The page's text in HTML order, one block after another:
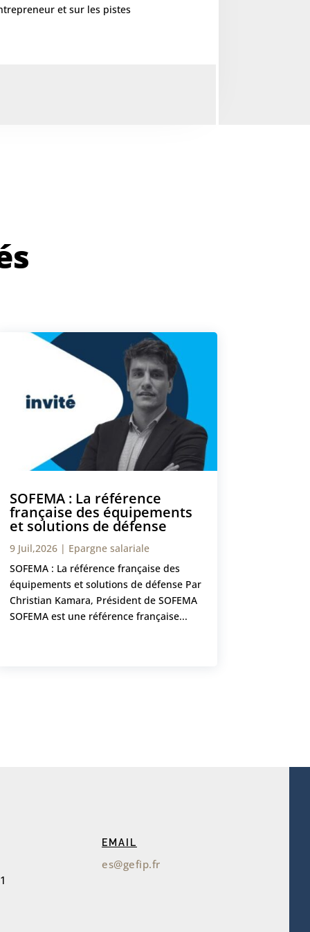
le
et sur les pistes
SOFEMA : La référence
française des équipements
et solutions de défense
9 Juil,2026| Epargne salariale
SOFEMA : La référence française des
équipements et solutions de défense Par
Christian Kamara, Président de SOFEMA
SOFEMA est une référence française...
EMAIL
es@gefip.fr